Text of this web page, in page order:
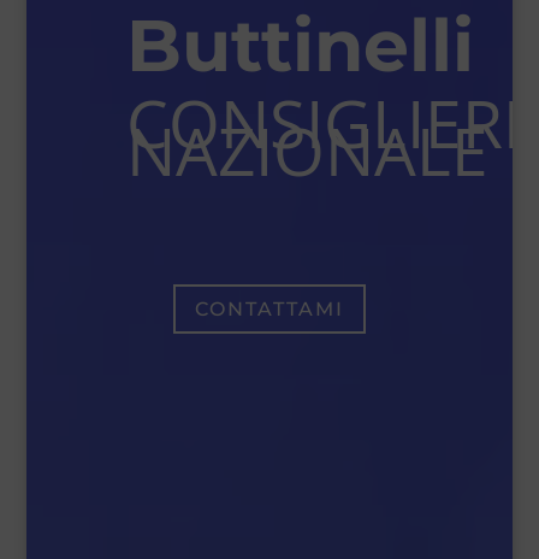
Buttinelli
CONSIGLIERE
NAZIONALE
CONTATTAMI